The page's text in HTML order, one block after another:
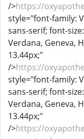
/>https://
style="font-family:
sans-serif; font-
Verdana, Geneva,
13.44px;"
/>https://
style="font-family:
sans-serif; font-
Verdana, Geneva,
13.44px;"
/>https://